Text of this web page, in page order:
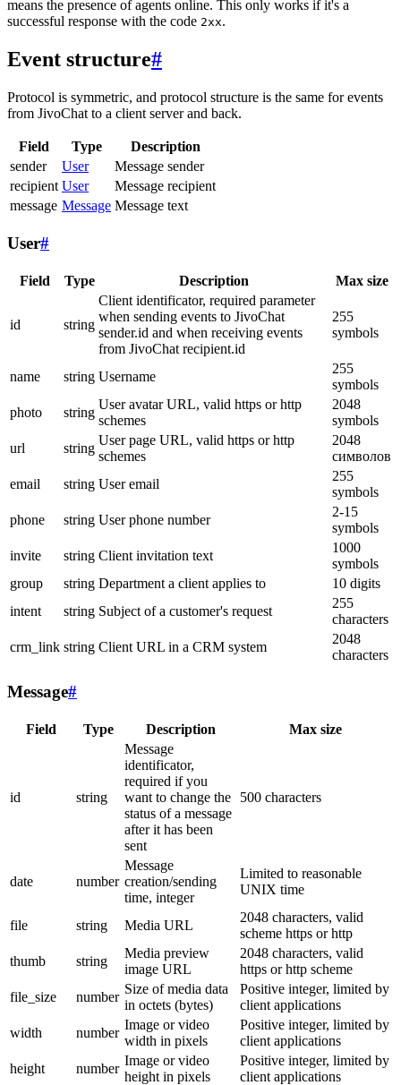
means the presence of agents online. This only works if it's a
successful response with the code 2xx.
Event structure#
Protocol is symmetric, and protocol structure is the same for events
from JivoChat to a client server and back.
Field Type
Description
sender
User
Message sender
recipient User
Message recipient
message Message Message text
User#
Field Type Description Max size
id string
Client identificator, required parameter
when sending events to JivoChat
sender.id and when receiving events
from JivoChat recipient.id
255
symbols
name string Username
255
symbols
photo
string
User avatar URL, valid https or http
schemes
2048
symbols
url
string
User page URL, valid https or http
schemes
2048
символов
email
string User email
255
symbols
phone
string User phone number
2-15
symbols
invite
string Client invitation text
1000
symbols
group
string Department a client applies to
10 digits
intent
string Subject of a customer's request
255
characters
crm_link string Client URL in a CRM system
2048
characters
Message#
Field Type Description Max size
id string
Message
identificator,
required if you
want to change the
status of a message
after it has been
sent
500 characters
date number
Message
creation/sending
time, integer
Limited to reasonable
UNIX time
file string Media URL
2048 characters, valid
scheme https or http
thumb
string
Media preview
image URL
2048 characters, valid
https or http scheme
file_size
number
Size of media data
in octets (bytes)
Positive integer, limited by
client applications
width
number
Image or video
width in pixels
Positive integer, limited by
client applications
height
number
Image or video
height in pixels
Positive integer, limited by
client applications